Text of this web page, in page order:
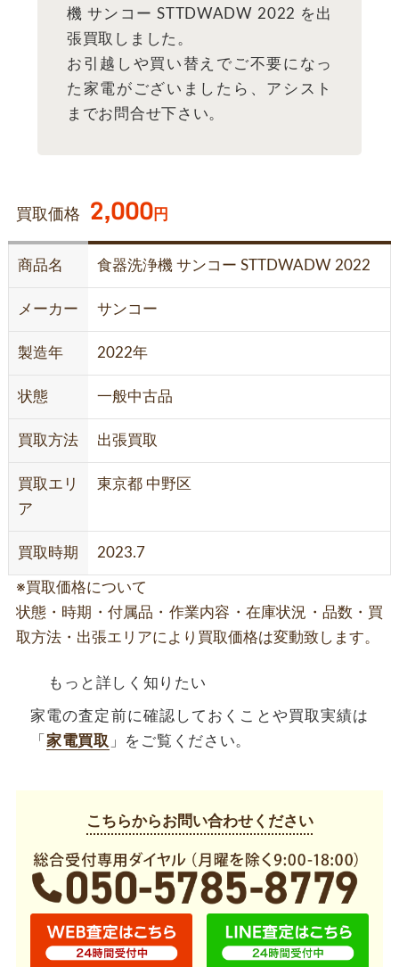
機 サンコー STTDWADW 2022 を出
張買取しました。
お引越しや買い替えでご不要になっ
た家電がございましたら、アシスト
までお問合せ下さい。
買取価格 2,000円
商品名 食器洗浄機 サンコー STTDWADW 2022
メーカー サンコー
製造年 2022年
状態 一般中古品
買取方法 出張買取
買取エリ
ア
東京都 中野区
買取時期 2023.7
※買取価格について
状態・時期・付属品・作業内容・在庫状況・品数・買
取方法・出張エリアにより買取価格は変動致します。
もっと詳しく知りたい
家電の査定前に確認しておくことや買取実績は
「 家電買取 」をご覧ください。
こちらからお問い合わせください